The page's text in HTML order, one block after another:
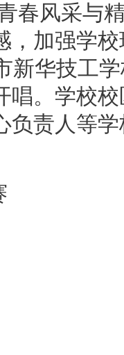
春风采与
，加强学
新华技工
唱。学校
负责人等